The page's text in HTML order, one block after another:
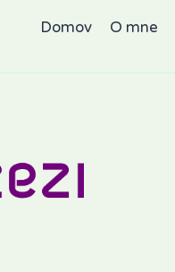
Domov O mne